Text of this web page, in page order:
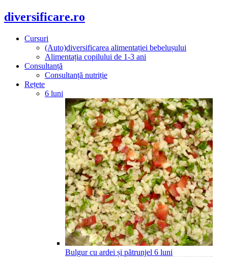
diversificare.ro
Cursuri
(Auto)diversificarea alimentației bebelușului
Alimentația copilului de 1-3 ani
Consultanță
Consultanță nutriție
Rețete
6 luni
Bulgur cu ardei și pătrunjel 6 luni